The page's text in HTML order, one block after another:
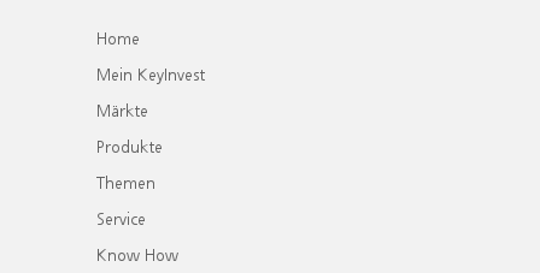
Home
Mein KeyInvest
Märkte
Produkte
Themen
Service
Know How